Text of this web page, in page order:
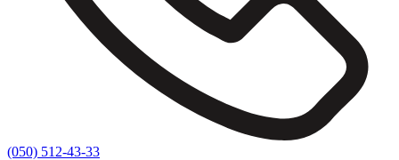
(050) 512-43-33